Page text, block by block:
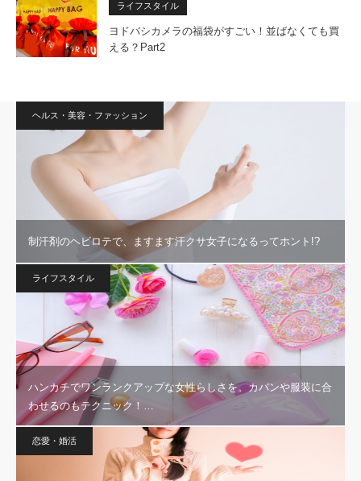
ライフスタイル
ヨドバシカメラの福袋がすごい！並ばなくても買
える？Part2
ヘルス・美容・ファッション
制汗剤のヘビロテで、ますます汗クサ女子になるってホント!?
ライフスタイル
ハンカチでワンランクアップな女性らしさを。カバンや服装に合
わせるのもテクニック！…
恋愛・婚活